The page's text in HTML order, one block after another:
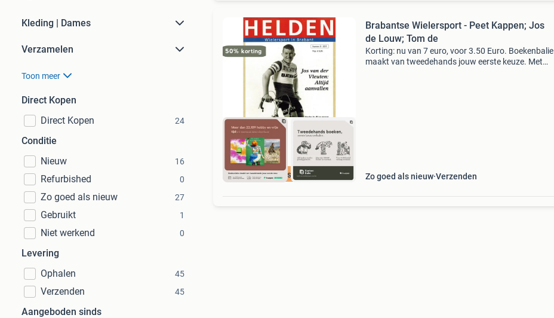
Kleding | Dames
Verzamelen
Toon meer
Direct Kopen
Direct Kopen
24
Conditie
Nieuw
16
Refurbished 0
Zo goed als nieuw 27
Gebruikt 1
Niet werkend 0
Levering
Ophalen
45
Verzenden 45
Aangeboden sinds
Scherpste prijs
Brabantse Wielersport - Peet Kappen; Jos
de Louw; Tom de
Korting: nu van 7 euro, voor 3.50 Euro. Boekenbalie
maakt van tweedehands jouw eerste keuze. Met
Zo goed als nieuw Verzenden